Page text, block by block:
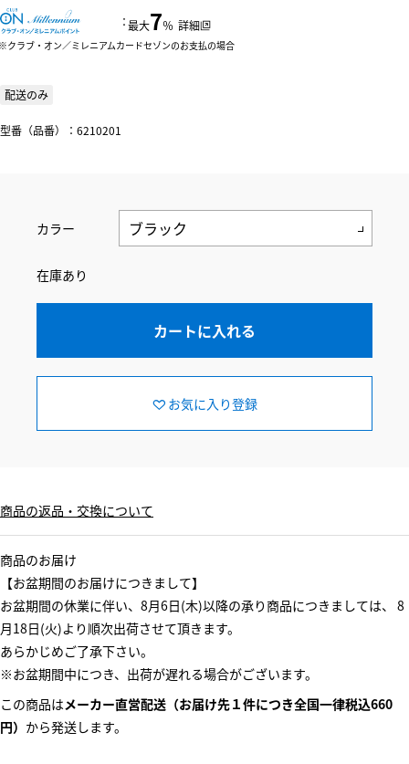
：最大7％ 詳細
クラブ・オン／ミレニアムカードセゾンのお支払の場合
配送のみ
型番（品番）：6210201
カラー
在庫あり
カートに入れる
お気に入り登録
商品の返品・交換について
商品のお届け
【お盆期間のお届けにつきまして】
お盆期間の休業に伴い、8月6日(木)以降の承り商品につきましては、 8
月18日(火)より順次出荷させて頂きます。
あらかじめご了承下さい。
※お盆期間中につき、出荷が遅れる場合がございます。
この商品はメーカー直営配送（お届け先１件につき全国一律税込660
円） から発送します。